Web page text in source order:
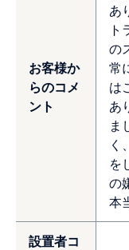
お客様か
らのコメ
ント
あ
ト
の
常
は
あ
ま
く
を
の
本
設置者コ